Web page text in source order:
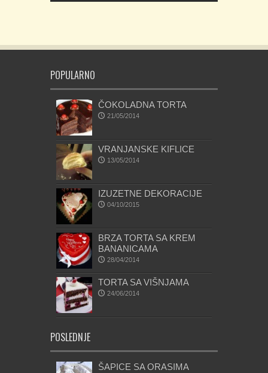
POPULARNO
ČOKOLADNA TORTA
21/05/2014
VRANJANSKE KIFLICE
13/05/2014
IZUZETNE DEKORACIJE
04/10/2015
BRZA TORTA SA KREM
BANANICAMA
28/04/2014
TORTA SA VIŠNJAMA
24/06/2014
POSLEDNJE
ŠAPICE SA ORASIMA